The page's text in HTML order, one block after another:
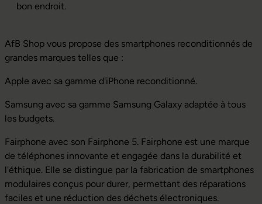
bon endroit.
AfB Shop vous propose des smartphones reconditionnés de
grandes marques telles que :
Apple avec sa gamme d'iPhone reconditionné.
Samsung avec sa gamme Samsung Galaxy adaptée à tous
les budgets.
Fairphone avec son Fairphone 5. Fairphone est une marque
de téléphones innovante et engagée dans la durabilité et
l'éthique. Elle se distingue par la fabrication de smartphones
modulaires conçus pour durer, permettant des réparations
faciles et une réduction des déchets électroniques.